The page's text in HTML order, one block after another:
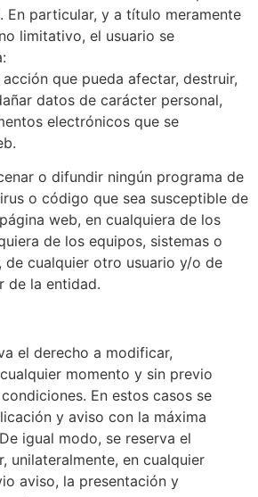
En particular, y a título meramente
limitativo, el usuario se
que pueda afectar, destruir,
datos de carácter personal,
electrónicos que se
o difundir ningún programa de
o código que sea susceptible de
web, en cualquiera de los
de los equipos, sistemas o
de cualquier otro usuario y/o de
de la entidad.
el derecho a modificar,
momento y sin previo
En estos casos se
y aviso con la máxima
igual modo, se reserva el
unilateralmente, en cualquier
aviso, la presentación y